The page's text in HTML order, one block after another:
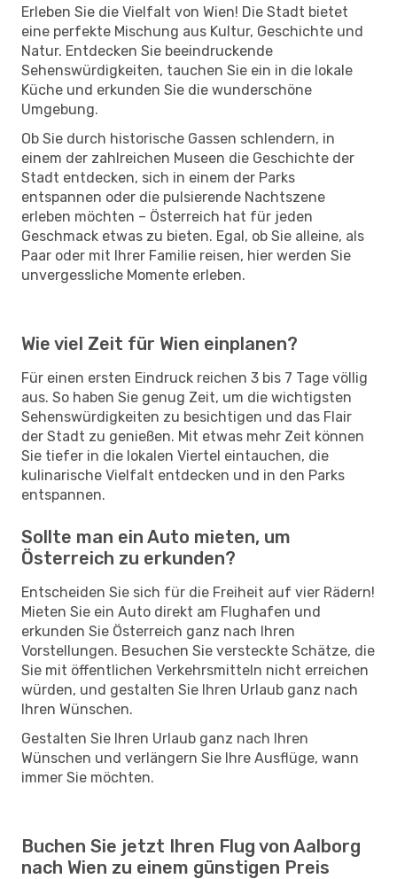
Erleben Sie die Vielfalt von Wien! Die Stadt bietet
eine perfekte Mischung aus Kultur, Geschichte und
Natur. Entdecken Sie beeindruckende
Sehenswürdigkeiten, tauchen Sie ein in die lokale
Küche und erkunden Sie die wunderschöne
Umgebung.
Ob Sie durch historische Gassen schlendern, in
einem der zahlreichen Museen die Geschichte der
Stadt entdecken, sich in einem der Parks
entspannen oder die pulsierende Nachtszene
erleben möchten – Österreich hat für jeden
Geschmack etwas zu bieten. Egal, ob Sie alleine, als
Paar oder mit Ihrer Familie reisen, hier werden Sie
unvergessliche Momente erleben.
Wie viel Zeit für Wien einplanen?
Für einen ersten Eindruck reichen 3 bis 7 Tage völlig
aus. So haben Sie genug Zeit, um die wichtigsten
Sehenswürdigkeiten zu besichtigen und das Flair
der Stadt zu genießen. Mit etwas mehr Zeit können
Sie tiefer in die lokalen Viertel eintauchen, die
kulinarische Vielfalt entdecken und in den Parks
entspannen.
Sollte man ein Auto mieten, um
Österreich zu erkunden?
Entscheiden Sie sich für die Freiheit auf vier Rädern!
Mieten Sie ein Auto direkt am Flughafen und
erkunden Sie Österreich ganz nach Ihren
Vorstellungen. Besuchen Sie versteckte Schätze, die
Sie mit öffentlichen Verkehrsmitteln nicht erreichen
würden, und gestalten Sie Ihren Urlaub ganz nach
Ihren Wünschen.
Gestalten Sie Ihren Urlaub ganz nach Ihren
Wünschen und verlängern Sie Ihre Ausflüge, wann
immer Sie möchten.
Buchen Sie jetzt Ihren Flug von Aalborg
nach Wien zu einem günstigen Preis